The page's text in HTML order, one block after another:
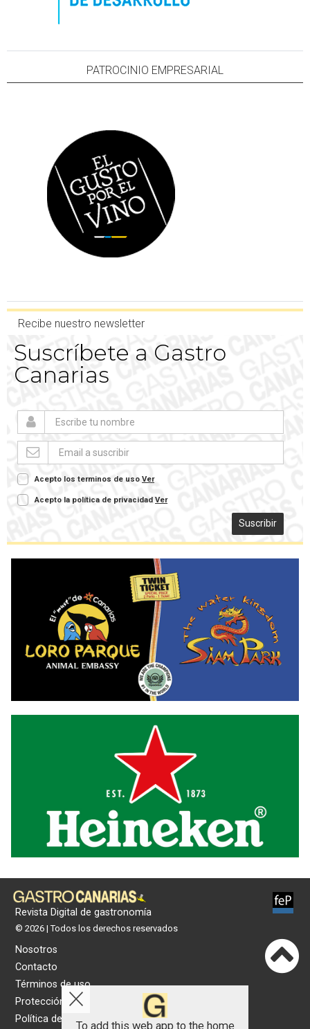
PATROCINIO EMPRESARIAL
Recibe nuestro newsletter
Suscríbete a Gastro
Canarias
Acepto los terminos de uso Ver
Acepto la política de privacidad Ver
Suscribir
Revista Digital de gastronomía
© 2026 | Todos los derechos reservados
Nosotros
Contacto
Términos de uso
Protección de datos
Política de cookies
To add this web app to the home